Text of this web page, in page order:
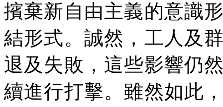
擯棄新自由主義的意識
結形式。誠然，工人及
退及失敗，這些影響仍
續進行打擊。雖然如此